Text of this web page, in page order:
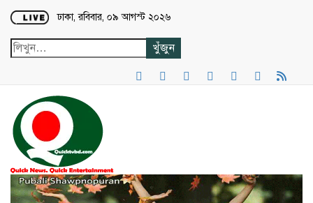
Loading...
ঢাকা, রবিবার, ০৯ আগস্ট ২০২৬